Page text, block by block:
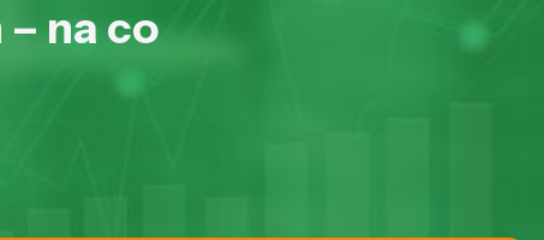
na co